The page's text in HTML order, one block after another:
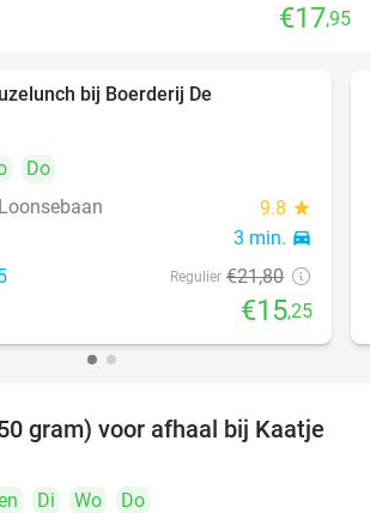
€17,95
bij Boerderij De
Do
9.8 star
3 min. directions_car
Regulier €21,80
€15,25
42%
gram) voor afhaal bij Kaatje
Di Wo
Do